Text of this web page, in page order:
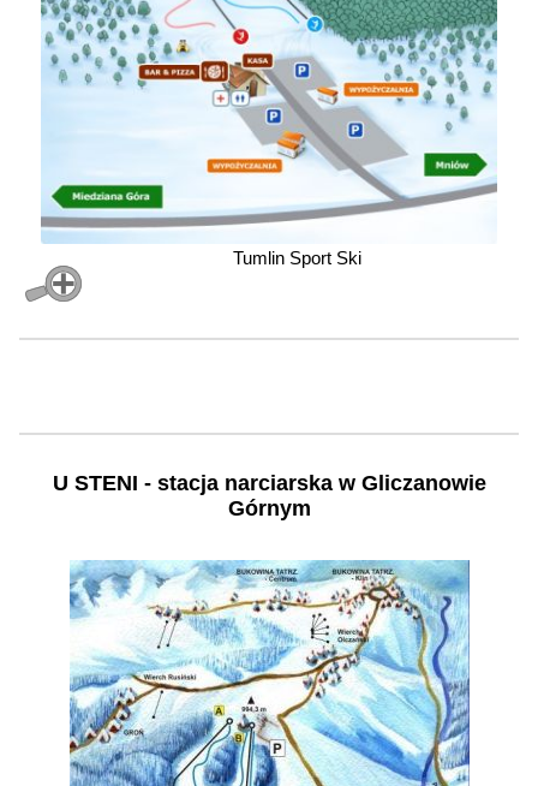
Tumlin Sport Ski
U STENI - stacja narciarska w Gliczanowie
Górnym